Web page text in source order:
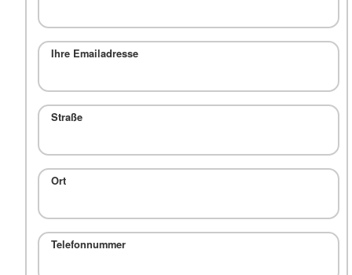
Ihre Emailadresse
Straße
Ort
Telefonnummer